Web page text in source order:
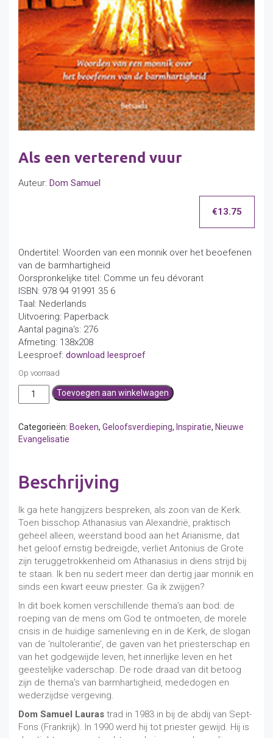
Als een verterend vuur
Auteur: Dom Samuel
€13.75
Ondertitel: Woorden van een monnik over het beoefenen
van de barmhartigheid
Oorspronkelijke titel: Comme un feu dévorant
ISBN: 978 94 91991 35 6
Taal: Nederlands
Uitvoering: Paperback
Aantal pagina's: 276
Afmeting: 138x208
Leesproef: download leesproef
Op voorraad
een
vuur
aantal
Toevoegen aan winkelwagen
Categorieën: Boeken, Geloofsverdieping, Inspiratie, Nieuwe
Evangelisatie
Beschrijving
Ik ga hete hangijzers bespreken, als zoon van de Kerk.
Toen bisschop Athanasius van Alexandrië, praktisch
geheel alleen, weerstand bood aan het Arianisme, dat
het geloof ernstig bedreigde, verliet Antonius de Grote
zijn teruggetrokkenheid om Athanasius in diens strijd bij
te staan. Ik ben nu sedert meer dan dertig jaar monnik en
sinds een kwart eeuw priester. Ga ik zwijgen?
In dit boek komen verschillende thema’s aan bod: de
roeping van de mens om God te ontmoeten, de morele
crisis in de huidige samenleving en in de Kerk, de slogan
van de ‘nultolerantie’, de gaven van het priesterschap en
van het godgewijde leven, het innerlijke leven en het
geestelijke vaderschap. De rode draad van dit betoog
zijn de thema’s van barmhartigheid, mededogen en
wederzijdse vergeving.
Dom Samuel Lauras trad in 1983 in bij de abdij van Sept-
Fons (Frankrijk). In 1990 werd hij tot priester gewijd. Hij is